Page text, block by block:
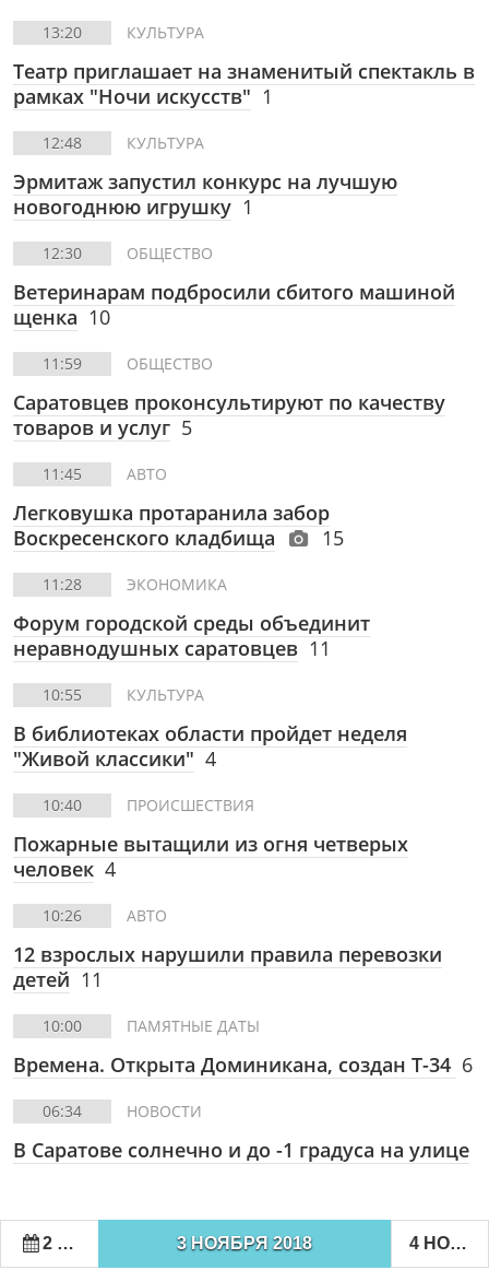
13:20 КУЛЬТУРА
Театр приглашает на знаменитый спектакль в
рамках "Ночи искусств" 1
12:48 КУЛЬТУРА
Эрмитаж запустил конкурс на лучшую
новогоднюю игрушку 1
12:30 ОБЩЕСТВО
Ветеринарам подбросили сбитого машиной
щенка 10
11:59 ОБЩЕСТВО
Саратовцев проконсультируют по качеству
товаров и услуг 5
11:45 АВТО
Легковушка протаранила забор
Воскресенского кладбища
15
11:28 ЭКОНОМИКА
Форум городской среды объединит
неравнодушных саратовцев 11
10:55 КУЛЬТУРА
В библиотеках области пройдет неделя
"Живой классики" 4
10:40 ПРОИСШЕСТВИЯ
Пожарные вытащили из огня четверых
человек 4
10:26 АВТО
12 взрослых нарушили правила перевозки
детей 11
10:00 ПАМЯТНЫЕ ДАТЫ
Времена. Открыта Доминикана, создан Т-34 6
06:34 НОВОСТИ
В Саратове солнечно и до -1 градуса на улице
2 НОЯБРЯ 2018 3 НОЯБРЯ 2018 4 НОЯБРЯ 2018